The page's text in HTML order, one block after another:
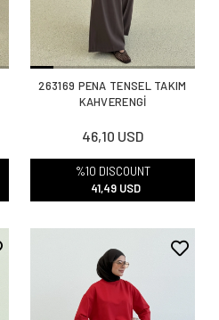
263169 PENA TENSEL TAKIM
KAHVERENGİ
46,10 USD
%10 DISCOUNT
41,49 USD